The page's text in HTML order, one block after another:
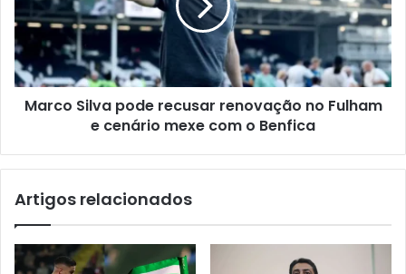
Marco Silva pode recusar renovação no Fulham
e cenário mexe com o Benfica
Artigos relacionados